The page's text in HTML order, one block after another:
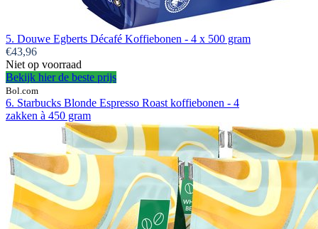
5. Douwe Egberts Décafé Koffiebonen - 4 x 500 gram
€43,96
Niet op voorraad
Bekijk hier de beste prijs
Bol.com
6. Starbucks Blonde Espresso Roast koffiebonen - 4
zakken à 450 gram